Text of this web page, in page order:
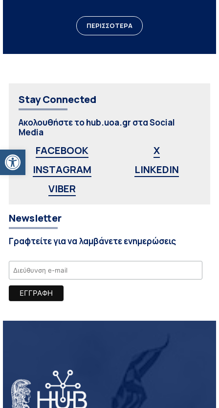
Ανοίξτε τη γραμμή εργαλείων
ΠΕΡΙΣΣΟΤΕΡΑ
Stay Connected
Ακολουθήστε το hub.uoa.gr στα Social
Media
FACEBOOK
X
INSTAGRAM
LINKEDIN
VIBER
Newsletter
Γραφτείτε για να λαμβάνετε ενημερώσεις